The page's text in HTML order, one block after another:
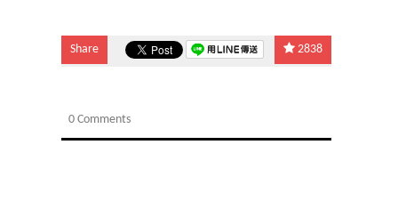
Share 2838
0 Comments